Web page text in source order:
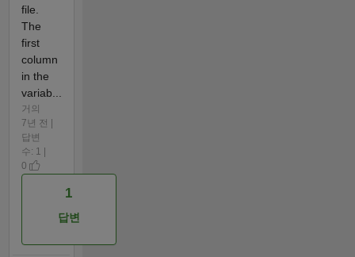
file.
The
first
column
in the
variab...
거의
7년 전 |
답변
수: 1 |
0
1
답변